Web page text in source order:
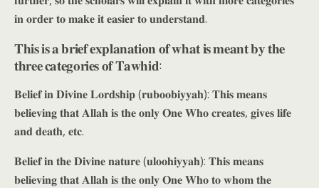
𝐢𝐧 𝐨𝐫𝐝𝐞𝐫 𝐭𝐨 𝐦𝐚𝐤𝐞 𝐢𝐭 𝐞𝐚𝐬𝐢𝐞𝐫 𝐭𝐨 𝐮𝐧𝐝𝐞𝐫𝐬𝐭𝐚𝐧𝐝.
𝐓𝐡𝐢𝐬 𝐢𝐬 𝐚 𝐛𝐫𝐢𝐞𝐟 𝐞𝐱𝐩𝐥𝐚𝐧𝐚𝐭𝐢𝐨𝐧 𝐨𝐟 𝐰𝐡𝐚𝐭 𝐢𝐬 𝐦𝐞𝐚𝐧𝐭 𝐛𝐲 𝐭𝐡𝐞
𝐭𝐡𝐫𝐞𝐞 𝐜𝐚𝐭𝐞𝐠𝐨𝐫𝐢𝐞𝐬 𝐨𝐟 𝐓𝐚𝐰𝐡𝐢𝐝:
𝐁𝐞𝐥𝐢𝐞𝐟 𝐢𝐧 𝐃𝐢𝐯𝐢𝐧𝐞 𝐋𝐨𝐫𝐝𝐬𝐡𝐢𝐩 (𝐫𝐮𝐛𝐨𝐨𝐛𝐢𝐲𝐲𝐚𝐡): 𝐓𝐡𝐢𝐬 𝐦𝐞𝐚𝐧𝐬
𝐛𝐞𝐥𝐢𝐞𝐯𝐢𝐧𝐠 𝐭𝐡𝐚𝐭 𝐀𝐥𝐥𝐚𝐡 𝐢𝐬 𝐭𝐡𝐞 𝐨𝐧𝐥𝐲 𝐎𝐧𝐞 𝐖𝐡𝐨 𝐜𝐫𝐞𝐚𝐭𝐞𝐬, 𝐠𝐢𝐯𝐞𝐬 𝐥𝐢𝐟𝐞
𝐚𝐧𝐝 𝐝𝐞𝐚𝐭𝐡, 𝐞𝐭𝐜.
𝐁𝐞𝐥𝐢𝐞𝐟 𝐢𝐧 𝐭𝐡𝐞 𝐃𝐢𝐯𝐢𝐧𝐞 𝐧𝐚𝐭𝐮𝐫𝐞 (𝐮𝐥𝐨𝐨𝐡𝐢𝐲𝐲𝐚𝐡): 𝐓𝐡𝐢𝐬 𝐦𝐞𝐚𝐧𝐬
𝐛𝐞𝐥𝐢𝐞𝐯𝐢𝐧𝐠 𝐭𝐡𝐚𝐭 𝐀𝐥𝐥𝐚𝐡 𝐢𝐬 𝐭𝐡𝐞 𝐨𝐧𝐥𝐲 𝐎𝐧𝐞 𝐖𝐡𝐨 𝐭𝐨 𝐰𝐡𝐨𝐦 𝐭𝐡𝐞